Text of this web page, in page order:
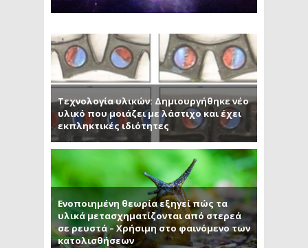
Τεχνολογία υλικών: Δημιουργήθηκε νέο
υλικό που μοιάζει με λάστιχο και έχει
εκπληκτικές ιδιότητες
Ενοποιημένη θεωρία εξηγεί πώς τα
υλικά μετασχηματίζονται από στερεά
σε ρευστά – Χρήσιμη στο φαινόμενο των
κατολισθήσεων